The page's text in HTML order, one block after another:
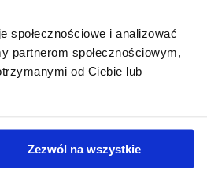
społecznościowe i analizować
społecznościowym,
od Ciebie lub
Zezwól na wszystkie
by interested tenants. It